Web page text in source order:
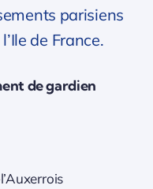
parisiens
de France.
de gardien